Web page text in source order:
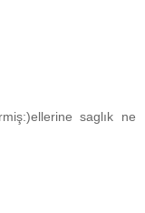
saglık ne